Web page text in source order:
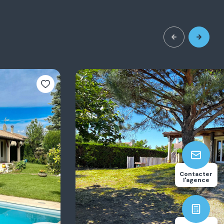
3
chambre(s)
117.94
m²
Contacter
l'agence